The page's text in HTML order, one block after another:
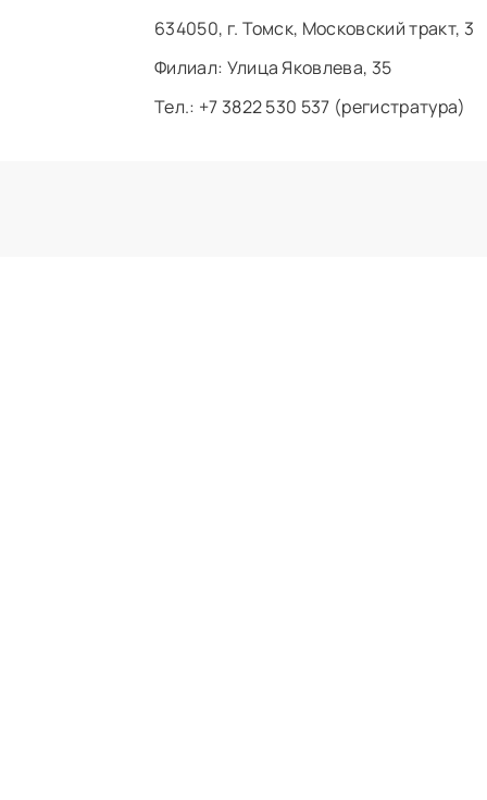
634050, г. Томск, Московский тракт, 3
Филиал: ​Улица Яковлева, 35
Тел.: +7 3822 530 537 (регистратура)